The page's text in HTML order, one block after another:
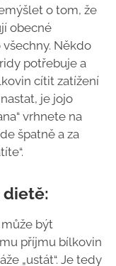
o tom, že
obecné
Někdo
potřebuje a
cítit zatížení
je jojo
vrhnete na
špatně a za
dietě:
být
příjmu bílkovin
„ustát“. Je tedy